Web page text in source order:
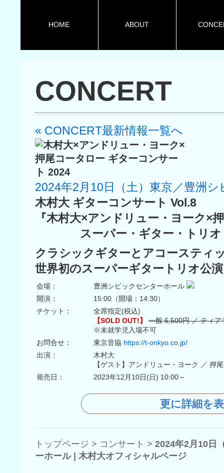
HOME ABOUT
CONCERT
« CONCERT最新情報一覧へ
2024年2月10日（土）東京／豊洲
木村大 ギターコンサート Vol.8
『木村大×アンドリュー・ヨーク×
スーパー・ギター・トリオ
クラシックギターとアコースティ
世界初のスーパーギタートリオ公
会場：
豊洲シビックセンターホール
開演：
15:00（開場：14:30）
チケット：
全席指定(税込)
【SOLD OUT!】
一般 6,500円 ／ ティ
※未就学児入場不可
お問合せ：
東京音協 https://t-onkyo.co.jp/
出演：
木村大
【ゲスト】アンドリュー・ヨーク ／ 押
発売日：
2023年12月10日(日) 10:00～
更に詳細を
トップページ > コンサート > 2024年2月10日
ーホール | 木村大オフィシャルページ